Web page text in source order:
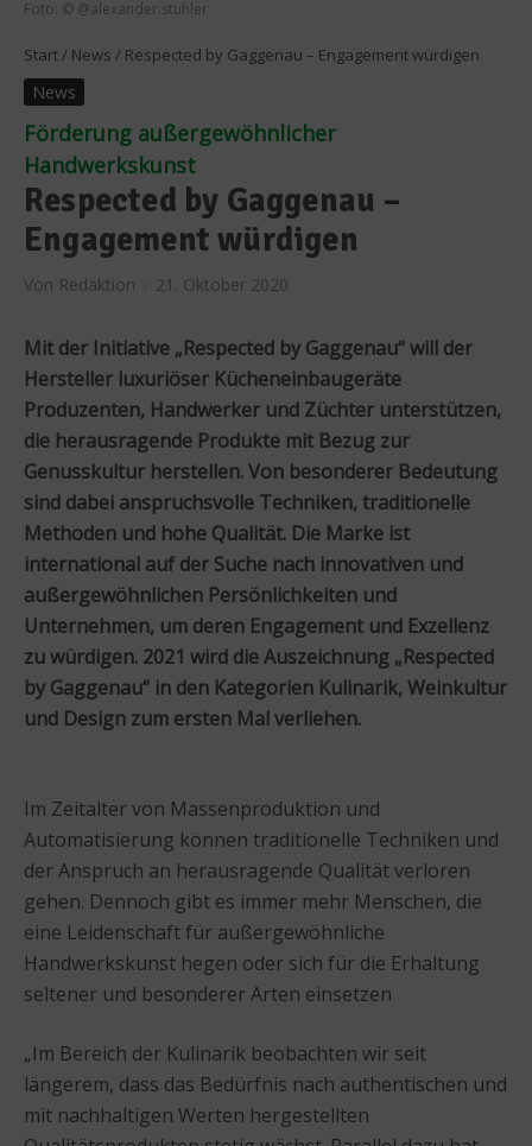
Foto: © @alexander.stuhler
Start / News / Respected by Gaggenau – Engagement würdigen
News
Förderung außergewöhnlicher
Handwerkskunst
Respected by Gaggenau –
Engagement würdigen
Von Redaktion 21. Oktober 2020
Mit der Initiative „Respected by Gaggenau“ will der
Hersteller luxuriöser Kücheneinbaugeräte
Produzenten, Handwerker und Züchter unterstützen,
die herausragende Produkte mit Bezug zur
Genusskultur herstellen. Von besonderer Bedeutung
sind dabei anspruchsvolle Techniken, traditionelle
Methoden und hohe Qualität. Die Marke ist
international auf der Suche nach innovativen und
außergewöhnlichen Persönlichkeiten und
Unternehmen, um deren Engagement und Exzellenz
zu würdigen. 2021 wird die Auszeichnung „Respected
by Gaggenau“ in den Kategorien Kulinarik, Weinkultur
und Design zum ersten Mal verliehen.
Im Zeitalter von Massenproduktion und
Automatisierung können traditionelle Techniken und
der Anspruch an herausragende Qualität verloren
gehen. Dennoch gibt es immer mehr Menschen, die
eine Leidenschaft für außergewöhnliche
Handwerkskunst hegen oder sich für die Erhaltung
seltener und besonderer Arten einsetzen
„Im Bereich der Kulinarik beobachten wir seit
längerem, dass das Bedürfnis nach authentischen und
mit nachhaltigen Werten hergestellten